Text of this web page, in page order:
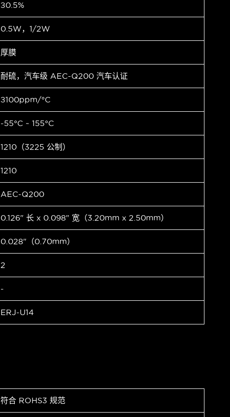
±0.5%
0.5W，1/2W
厚膜
耐硫，汽车级 AEC-Q200 汽车认证
±100ppm/°C
-55°C ~ 155°C
1210（3225 公制）
1210
AEC-Q200
0.126" 长 x 0.098" 宽（3.20mm x 2.50mm）
0.028"（0.70mm）
2
-
ERJ-U14
符合 ROHS3 规范